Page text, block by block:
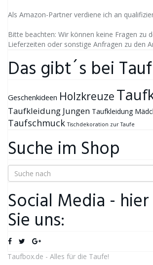
Als Amazon-Partner verdiene ich an
Bitte beachten: Wir können keine Fragen zu
Lieferzeiten oder sonstige Anfragen zu den
Das gibt´s bei
Geschenkideen Holzkreuze
Taufkleidung Jungen Taufkleidung
Taufschmuck Tischdekoration zur Taufe
Suche im Shop
Social Media -
Sie uns:
Taufbox.de - Alles für die Taufe!